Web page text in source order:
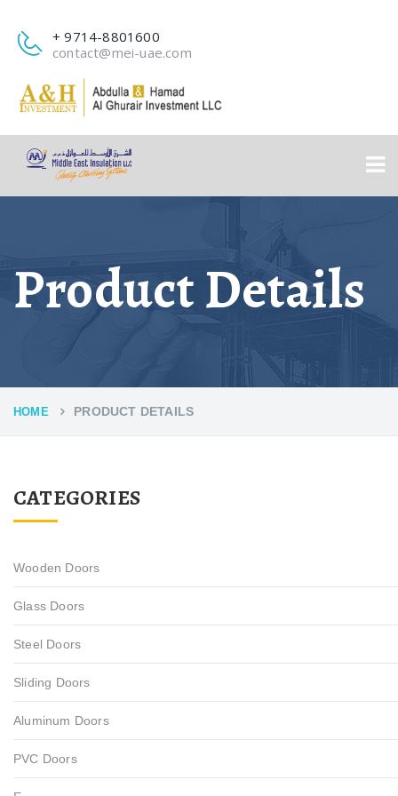
+ 9714-8801600
contact@mei-uae.com
Product Details
HOME PRODUCT DETAILS
CATEGORIES
Wooden Doors
Glass Doors
Steel Doors
Sliding Doors
Aluminum Doors
PVC Doors